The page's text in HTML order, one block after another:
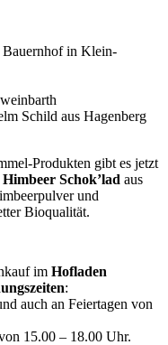
in Klein-
Schild aus Hagenberg
Produkten gibt es jetzt
Himbeer Schok’lad aus
und
Bioqualität.
im Hofladen
:
auch an Feiertagen von
15.00 – 18.00 Uhr.